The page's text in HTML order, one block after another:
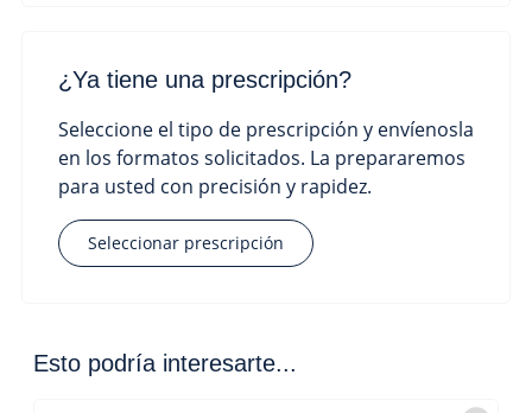
¿Ya tiene una prescripción?
Seleccione el tipo de prescripción y envíenosla
en los formatos solicitados. La prepararemos
para usted con precisión y rapidez.
Seleccionar prescripción
Esto podría interesarte...